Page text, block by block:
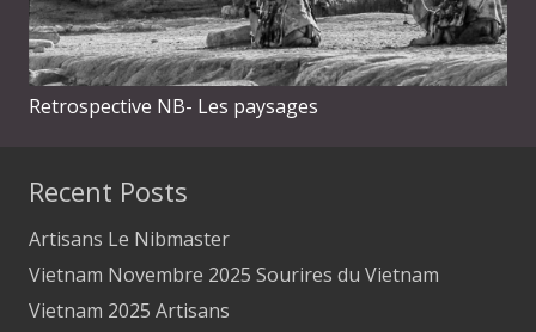
Retrospective NB- Les paysages
Recent Posts
Artisans Le Nibmaster
Vietnam Novembre 2025 Sourires du Vietnam
Vietnam 2025 Artisans